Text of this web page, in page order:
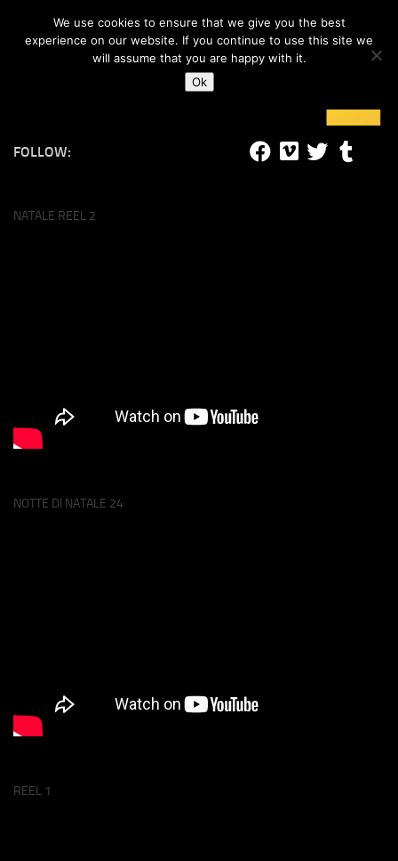
Skip to content
#lucalife
FOLLOW:
NATALE REEL 2
NOTTE DI NATALE 24
REEL 1
We use cookies to ensure that we give you the best
experience on our website. If you continue to use this site we
will assume that you are happy with it.
Ok